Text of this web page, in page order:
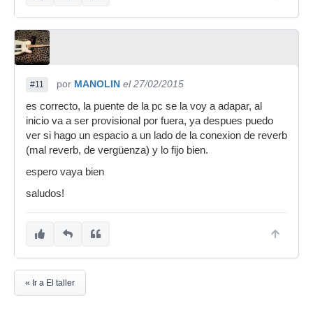
#11 por MANOLIN el 27/02/2015
es correcto, la puente de la pc se la voy a adapar, al
inicio va a ser provisional por fuera, ya despues puedo
ver si hago un espacio a un lado de la conexion de reverb
(mal reverb, de vergüenza) y lo fijo bien.
espero vaya bien
saludos!
« Ir a El taller